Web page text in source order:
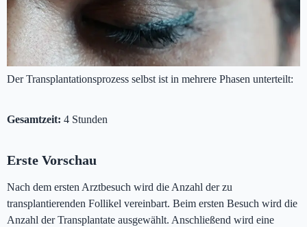
Der Transplantationsprozess selbst ist in mehrere Phasen unterteilt:
Gesamtzeit: 4 Stunden
Erste Vorschau
Nach dem ersten Arztbesuch wird die Anzahl der zu
transplantierenden Follikel vereinbart. Beim ersten Besuch wird die
Anzahl der Transplantate ausgewählt. Anschließend wird eine